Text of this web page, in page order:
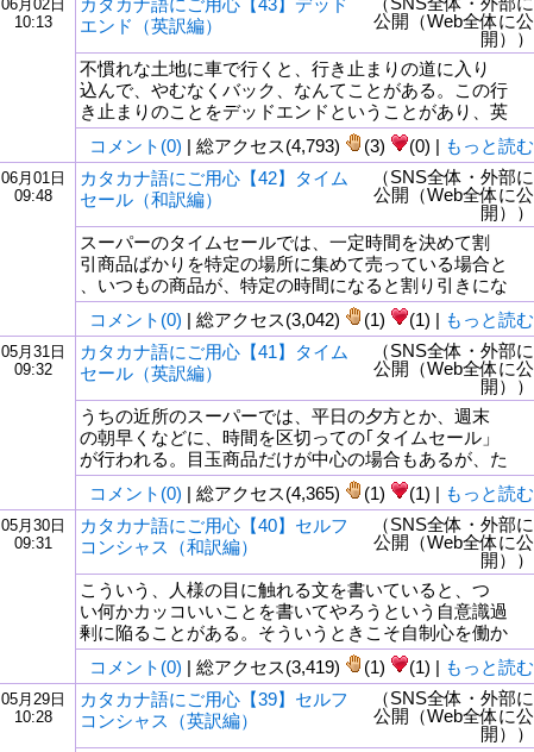
06月02日
10:13
カタカナ語にご用心【43】デッド
エンド（英訳編）
公開（Web全体に公
開））
不慣れな土地に車で行くと、行き止まりの道に入り
込んで、やむなくバック、なんてことがある。この行
き止まりのことをデッドエンドということがあり、英
コメント(0) | 総アクセス(4,793) (3) (0) | もっと読む
06月01日
09:48
カタカナ語にご用心【42】タイム
セール（和訳編）
（SNS全体・外部に
公開（Web全体に公
開））
スーパーのタイムセールでは、一定時間を決めて割
引商品ばかりを特定の場所に集めて売っている場合と
、いつもの商品が、特定の時間になると割り引きにな
コメント(0) | 総アクセス(3,042) (1) (1) | もっと読む
05月31日
09:32
カタカナ語にご用心【41】タイム
セール（英訳編）
（SNS全体・外部に
公開（Web全体に公
開））
うちの近所のスーパーでは、平日の夕方とか、週末
の朝早くなどに、時間を区切っての｢タイムセール」
が行われる。目玉商品だけが中心の場合もあるが、た
コメント(0) | 総アクセス(4,365) (1) (1) | もっと読む
05月30日
09:31
カタカナ語にご用心【40】セルフ
コンシャス（和訳編）
（SNS全体・外部に
公開（Web全体に公
開））
こういう、人様の目に触れる文を書いていると、つ
い何かカッコいいことを書いてやろうという自意識過
剰に陥ることがある。そういうときこそ自制心を働か
コメント(0) | 総アクセス(3,419) (1) (1) | もっと読む
05月29日
10:28
カタカナ語にご用心【39】セルフ
コンシャス（英訳編）
（SNS全体・外部に
公開（Web全体に公
開））